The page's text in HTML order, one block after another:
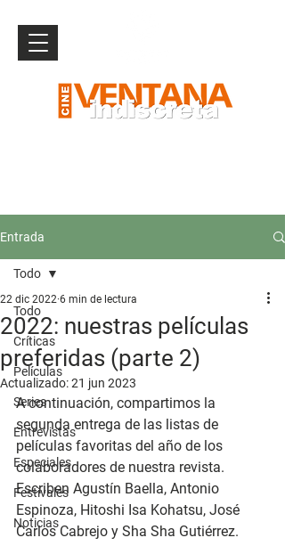
Entrada
Todo
Críticas
Películas
Series
Entrevistas
Especiales
Festivales
Noticias
Todo
2022: nuestras películas
preferidas (parte 2)
22 dic 2022 6 min de lectura
Actualizado:21 jun 2023
A continuación, compartimos la
segunda entrega de las listas de
películas favoritas del año de los
colaboradores de nuestra revista.
Escriben Agustín Baella, Antonio
Espinoza, Hitoshi Isa Kohatsu, José
Carlos Cabrejo y Sha Sha Gutiérrez.